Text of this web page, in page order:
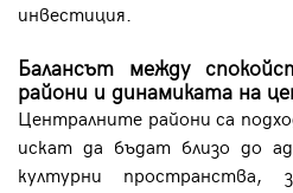
инвестиция.
Балансът между
райони и динамиката на
Централните райони са
искат да бъдат близо до
културни пространства,